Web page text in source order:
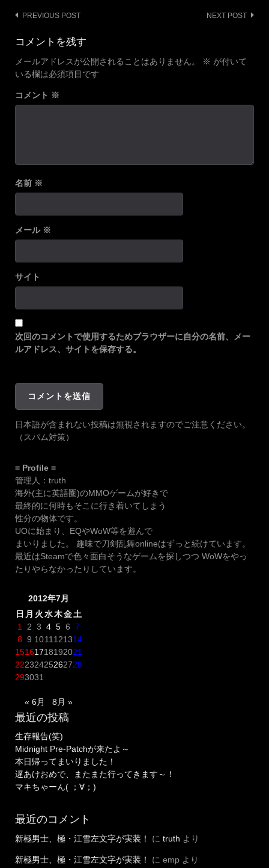
Post
navigation
PREVIOUS POST NEXT POST
コメントを残す
メールアドレスが公開されることはありません。 ※ が付いて
いる欄は必須項目です
コメント ※
名前 ※
メール ※
サイト
次回のコメントで使用するためブラウザーに自分の名前、メー
ルアドレス、サイトを保存する。
日本語が含まれない投稿は無視されますのでご注意ください。
（スパム対策）
= Profile =
管理人：truth
海外(主に英語圏)のMMOゲームが好きで
最終的に何時もそこに行き着いてしまう
性分の物体です。
UOに始まり、EQやWoW等を遊んで
まいりました。 趣味で刀剣乱舞onlineはずっと続けています。
最近はSteamで色々面白そうなゲームを探しつつ WoWをやっ
たりやらなかったりしています。
2012年7月
日 月 火水木金土
1
2 3 4 5 6 7
8 9 1011 121314
15161718192021
22232425262728
293031
« 6月 8月 »
最近の投稿
生存報告(笑)
Midnight Pre-Patchが来たよ～
本日帰ってまいりました！
遅あけおめで、またまた行ってきます～！
マキちゃーん( ；∀；)
最近のコメント
新極男士、極・江雪左文字が実装！ に truth より
新極男士、極・江雪左文字が実装！ に emp より